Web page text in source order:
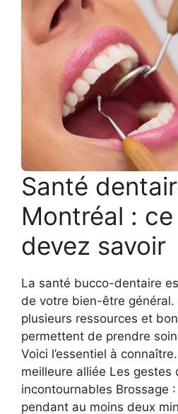
Santé
Montréal :
devez savoir
La santé bucco-dentaire
de votre bien-être général.
plusieurs ressources et
permettent de prendre
Voici l’essentiel à
meilleure alliée Les gestes
incontournables Brossage
pendant au moins deux